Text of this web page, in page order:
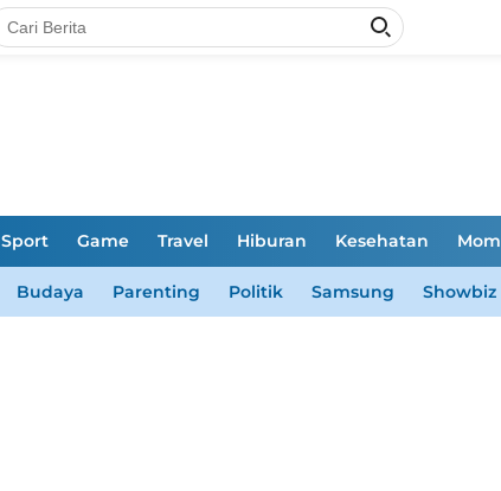
Sport Game Travel Hiburan Kesehatan Mom
Budaya Parenting Politik Samsung Showbiz